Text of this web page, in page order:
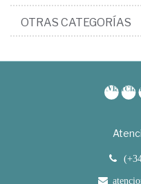
OTRAS CATEGORÍAS